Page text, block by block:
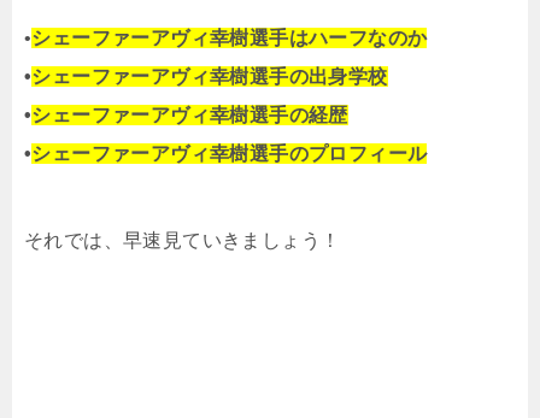
•シェーファーアヴィ幸樹選手はハーフなのか
•シェーファーアヴィ幸樹選手の出身学校
•シェーファーアヴィ幸樹選手の経歴
•シェーファーアヴィ幸樹選手のプロフィール
それでは、早速見ていきましょう！